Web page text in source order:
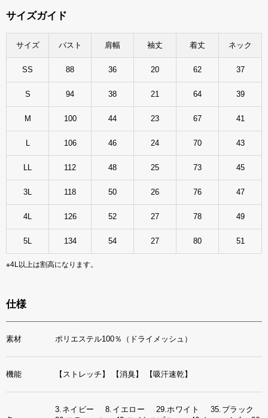
サイズガイド
サイズ バスト 肩幅 袖丈 着丈 ネック
SS 88 36 20 62 37
S 94 38 21 64 39
M 100 44 23 67 41
106 46 24 70 43
112 48 25 73 45
3L 118 50 26 76 47
4L 126 52 27 78 49
5L 134 54 27 80 51
※4L以上は割高になります。
仕様
素材 ポリエステル100％（ドライメッシュ）
機能 【ストレッチ】 【消臭】 【吸汗速乾】
3.ネイビー 8.イエロー 29.ホワイト 35.ブラック